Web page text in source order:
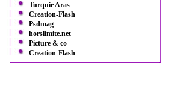
Turquie Aras
Creation-Flash
Psdmag
horslimite.net
Picture & co
Creation-Flash